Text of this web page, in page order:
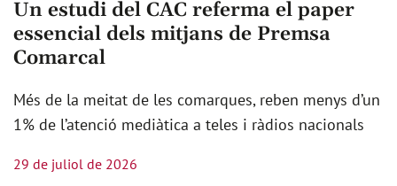
Un estudi del CAC referma el paper
essencial dels mitjans de Premsa
Comarcal
Més de la meitat de les comarques, reben menys d’un
1% de l’atenció mediàtica a teles i ràdios nacionals
29 de juliol de 2026